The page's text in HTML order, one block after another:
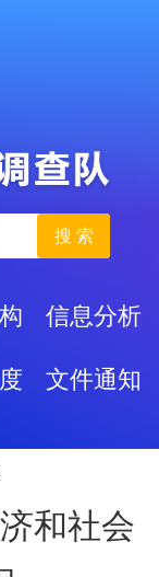
搜 索
信息分析
文件通知
和社会